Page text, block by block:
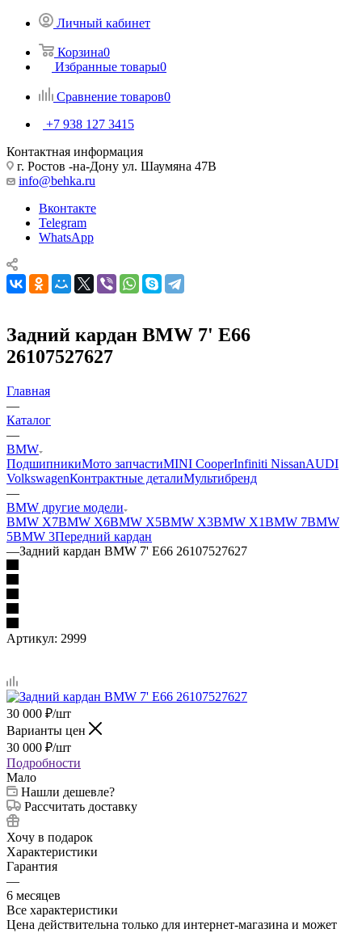
Личный кабинет
Корзина0
Избранные товары0
Сравнение товаров0
+7 938 127 3415
Контактная информация
г. Ростов -на-Дону ул. Шаумяна 47В
info@behka.ru
Вконтакте
Telegram
WhatsApp
Задний кардан BMW 7' E66
26107527627
Главная
—
Каталог
—
BMW
ПодшипникиМото запчастиMINI CooperInfiniti NissanAUDI
VolkswagenКонтрактные деталиМультибренд
—
BMW другие модели
BMW X7BMW X6BMW X5BMW X3BMW X1BMW 7BMW
5BMW 3Передний кардан
—Задний кардан BMW 7' E66 26107527627
Артикул: 2999
30 000 ₽/шт
Варианты цен
30 000 ₽/шт
Подробности
Мало
Нашли дешевле?
Рассчитать доставку
Хочу в подарок
Характеристики
Гарантия
—
6 месяцев
Все характеристики
Цена действительна только для интернет-магазина и может